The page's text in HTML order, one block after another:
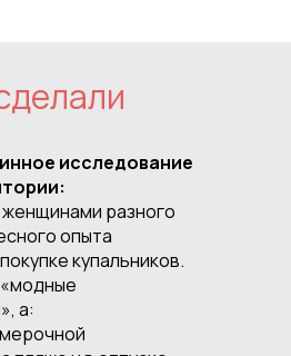
исследование
разного
опыта
купальников.
а: